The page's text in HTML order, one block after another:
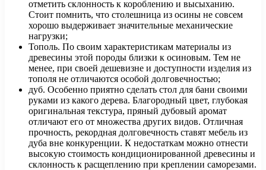
отметить склонность к короблению и высыханию.
Стоит помнить, что столешница из осины не совсем
хорошо выдерживает значительные механические
нагрузки;
Тополь. По своим характеристикам материалы из
древесины этой породы близки к осиновым. Тем не
менее, при своей дешевизне и доступности изделия из
тополя не отличаются особой долговечностью;
дуб. Особенно приятно сделать стол для бани своими
руками из какого дерева. Благородный цвет, глубокая
оригинальная текстура, пряный дубовый аромат
отличают его от множества других видов. Отличная
прочность, рекордная долговечность ставят мебель из
дуба вне конкуренции. К недостаткам можно отнести
высокую стоимость кондиционированной древесины и
склонность к расщеплению при креплении саморезами.